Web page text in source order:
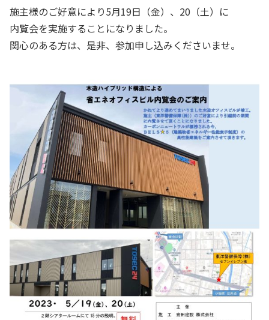
施主様のご好意により5月19日（金）、20（土）に
内覧会を実施することになりました。
関心のある方は、是非、参加申し込みくださいませ。